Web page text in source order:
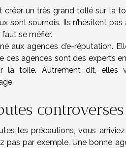
créer un très grand tollé sur la
sont sournois. Ils n’hésitent
se méfier.
aux agences d’e-réputation.
ces agences sont des experts
toile. Autrement dit, elles
controverses
les précautions, vous
pas par exemple. Une bonne